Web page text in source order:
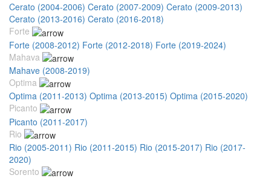
Cerato (2004-2006) Cerato (2007-2009) Cerato (2009-2013)
Cerato (2013-2016) Cerato (2016-2018)
Forte
Forte (2008-2012) Forte (2012-2018) Forte (2019-2024)
Mahava
Mahave (2008-2019)
Optima
Optima (2011-2013) Optima (2013-2015) Optima (2015-2020)
Picanto
Picanto (2011-2017)
Rio
Rio (2005-2011) Rio (2011-2015) Rio (2015-2017) Rio (2017-
2020)
Sorento